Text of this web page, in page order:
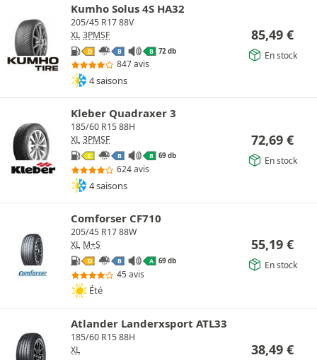
Kumho Solus 4S HA32
205/45 R17 88V
XL 3PMSF
D B B 72 db
847 avis
4 saisons
85,49 €
En stock
Kleber Quadraxer 3
185/60 R15 88H
XL 3PMSF
C B B 69 db
624 avis
4 saisons
72,69 €
En stock
Comforser CF710
205/45 R17 88W
XL M+S
D B A 69 db
45 avis
Été
55,19 €
En stock
Atlander Landerxsport ATL33
185/60 R15 88H
XL
38,49 €